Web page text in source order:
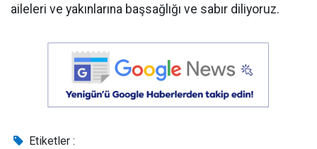
aileleri ve yakınlarına başsağlığı ve sabır diliyoruz.
Etiketler :